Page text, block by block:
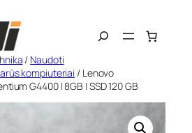
Search
/ Naudoti
kompiuteriai / Lenovo
G4400 | 8GB | SSD 120 GB